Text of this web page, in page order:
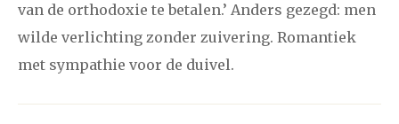
van de orthodoxie te betalen.’ Anders gezegd: men
wilde verlichting zonder zuivering. Romantiek
met sympathie voor de duivel.